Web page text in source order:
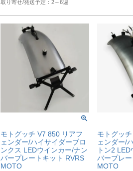
2～6週
モトグッチ V7 850 リアフ
ェンダー/ハイサイダーブロ
ンクス LEDウインカー/ナン
バープレートキット RVRS
MOTO
モトグッ
ェンダー/
トン2
バープレ
MOTO